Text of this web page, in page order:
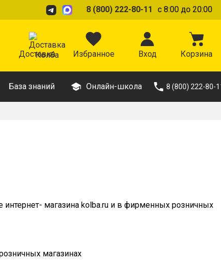
8 (800) 222-80-11 с 8:00 до 20:00
Доставка Избранное Вход Корзина
База знаний Онлайн-школа 8 (800) 222-80-
магазина kolba.ru и в фирменных розничных
магазинах